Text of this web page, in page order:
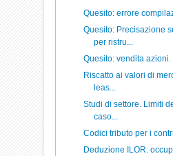
Quesito: errore
Quesito: Precisazione
per ristru...
Quesito: vendita azioni.
Riscatto ai valori di
leas...
Studi di settore. Limiti
caso...
Codici tributo per i
Deduzione ILOR: